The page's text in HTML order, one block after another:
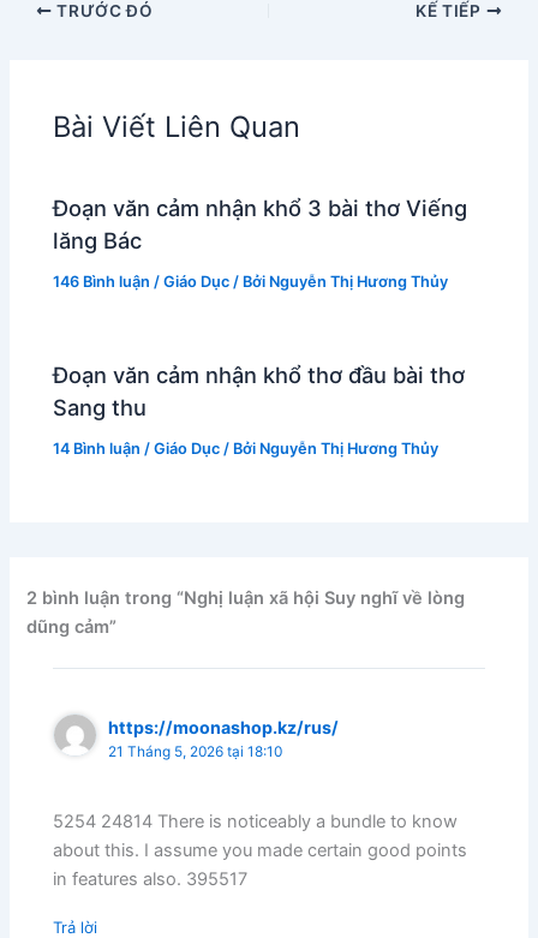
TRƯỚC ĐÓ KẾ TIẾP
Bài Viết Liên Quan
Đoạn văn cảm nhận khổ 3 bài thơ Viếng
lăng Bác
146 Bình luận /Giáo Dục / Bởi Nguyễn Thị Hương Thủy
Đoạn văn cảm nhận khổ thơ đầu bài thơ
Sang thu
14 Bình luận /Giáo Dục / Bởi Nguyễn Thị Hương Thủy
2 bình luận trong “Nghị luận xã hội Suy nghĩ về lòng
dũng cảm”
https://moonashop.kz/rus/
21 Tháng 5, 2026 tại 18:10
5254 24814 There is noticeably a bundle to know
about this. I assume you made certain good points
in features also. 395517
Trả lời